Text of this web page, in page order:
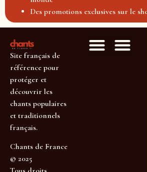
Des promotions exclusives sur le
Site français de
référence pour
protéger et
découvrir les
chants populaires
et traditionnels
français.
Chants de France
© 2025